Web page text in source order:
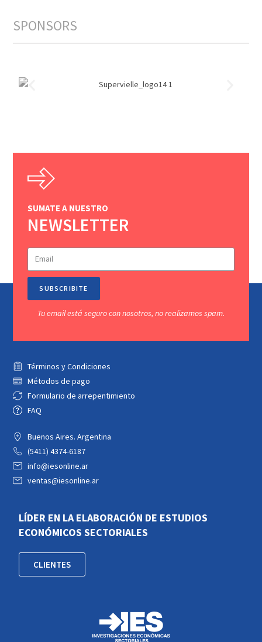
SPONSORS
SUMATE A NUESTRO
NEWSLETTER
SUBSCRIBITE
Tu email está seguro con nosotros, no realizamos spam.
Términos y Condiciones
Métodos de pago
Formulario de arrepentimiento
FAQ
Buenos Aires. Argentina
(5411) 4374-6187
info@iesonline.ar
ventas@iesonline.ar
LÍDER EN LA ELABORACIÓN DE ESTUDIOS
ECONÓMICOS SECTORIALES
CLIENTES